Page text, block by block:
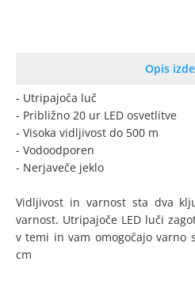
Opis
- Utripajoča luč
- Približno 20 ur LED osvetlitve
- Visoka vidljivost do 500 m
- Vodoodporen
- Nerjaveče jeklo
Vidljivost in varnost sta dva
varnost. Utripajoče LED luči
v temi in vam omogočajo varno
cm